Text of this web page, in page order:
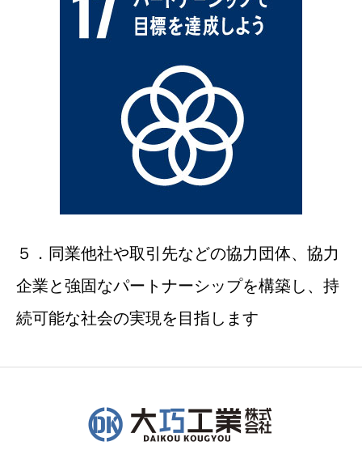
５．同業他社や取引先などの協力団体、協力
企業と強固なパートナーシップを構築し、持
続可能な社会の実現を目指します